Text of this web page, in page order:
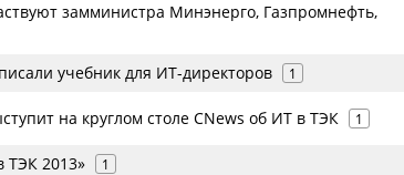
замминистра Минэнерго, Газпромнефть,
учебник для ИТ-директоров 1
на круглом столе CNews об ИТ в ТЭК 1
ТЭК 2013» 1